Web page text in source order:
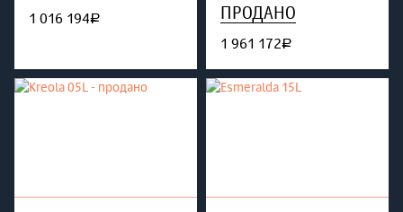
1 016 194руб.
ПРОДАНО
1 961 172руб.